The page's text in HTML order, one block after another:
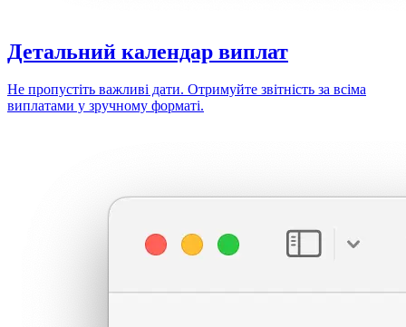
Детальний календар виплат
Не пропустіть важливі дати. Отримуйте звітність за всіма
виплатами у зручному форматі.